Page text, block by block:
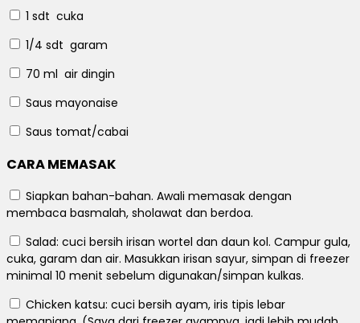
1 sdt cuka
1/4 sdt garam
70 ml air dingin
Saus mayonaise
Saus tomat/cabai
CARA MEMASAK
Siapkan bahan-bahan. Awali memasak dengan
membaca basmalah, sholawat dan berdoa.
Salad: cuci bersih irisan wortel dan daun kol. Campur gula,
cuka, garam dan air. Masukkan irisan sayur, simpan di freezer
minimal 10 menit sebelum digunakan/simpan kulkas.
Chicken katsu: cuci bersih ayam, iris tipis lebar